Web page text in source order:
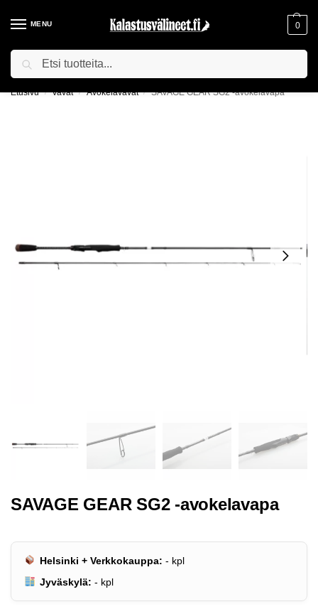
MENU 0
ILMAINEN TOIMITUS YLI 75€ TILAUKSILLE!
Etusivu / Vavat / Avokelavavat / SAVAGE GEAR SG2 -avokelavapa
SAVAGE GEAR SG2 -avokelavapa
Helsinki + Verkkokauppa: - kpl
Jyväskylä: - kpl